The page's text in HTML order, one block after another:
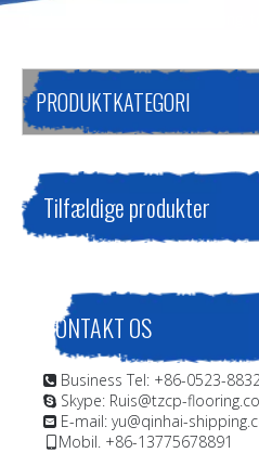
Offshore Coating;en høj
PRODUKTKATEGORI
Tilfældige produkter
KONTAKT OS
 Business Tel: +86-0523-
 Skype: Ruis@tzcp-
 E-mail: yu@qinhai-
Mobil. +86-13775678891